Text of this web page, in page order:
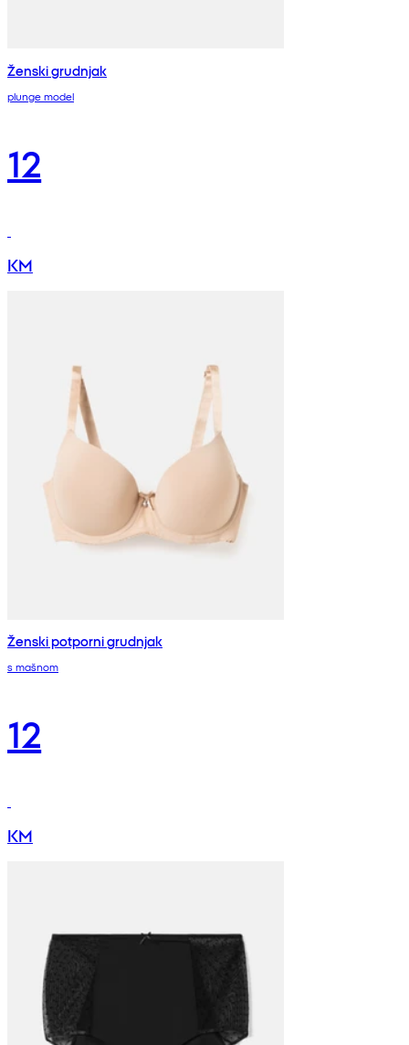
Ženski grudnjak
plunge model
12
KM
Ženski potporni grudnjak
s mašnom
12
KM